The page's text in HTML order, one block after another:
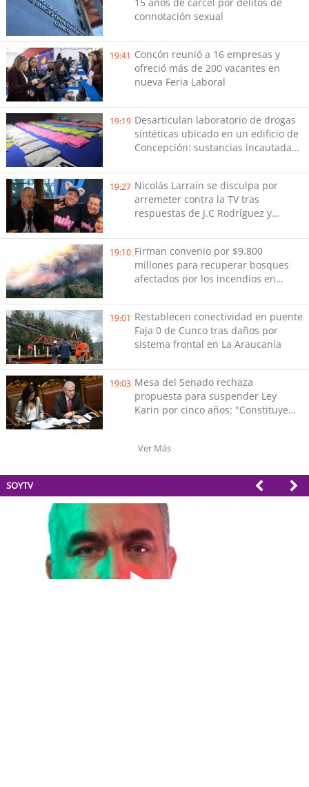
connotación sexual
19:41 Concón reunió a 16 empresas y
ofreció más de 200 vacantes en
nueva Feria Laboral
19:19 Desarticulan laboratorio de drogas
sintéticas ubicado en un edificio de
Concepción: sustancias incautadas
millones
19:27 Nicolás Larraín se disculpa por
arremeter contra la TV tras
respuestas de J.C Rodríguez y
19:10 Firman convenio por $9.800
millones para recuperar bosques
afectados por los incendios en
19:01 Restablecen conectividad en puente
Faja 0 de Cunco tras daños por
sistema frontal en La Araucanía
19:03 Mesa del Senado rechaza
propuesta para suspender Ley
Karin por cinco años: "Constituye
Ver Más
SOYTV